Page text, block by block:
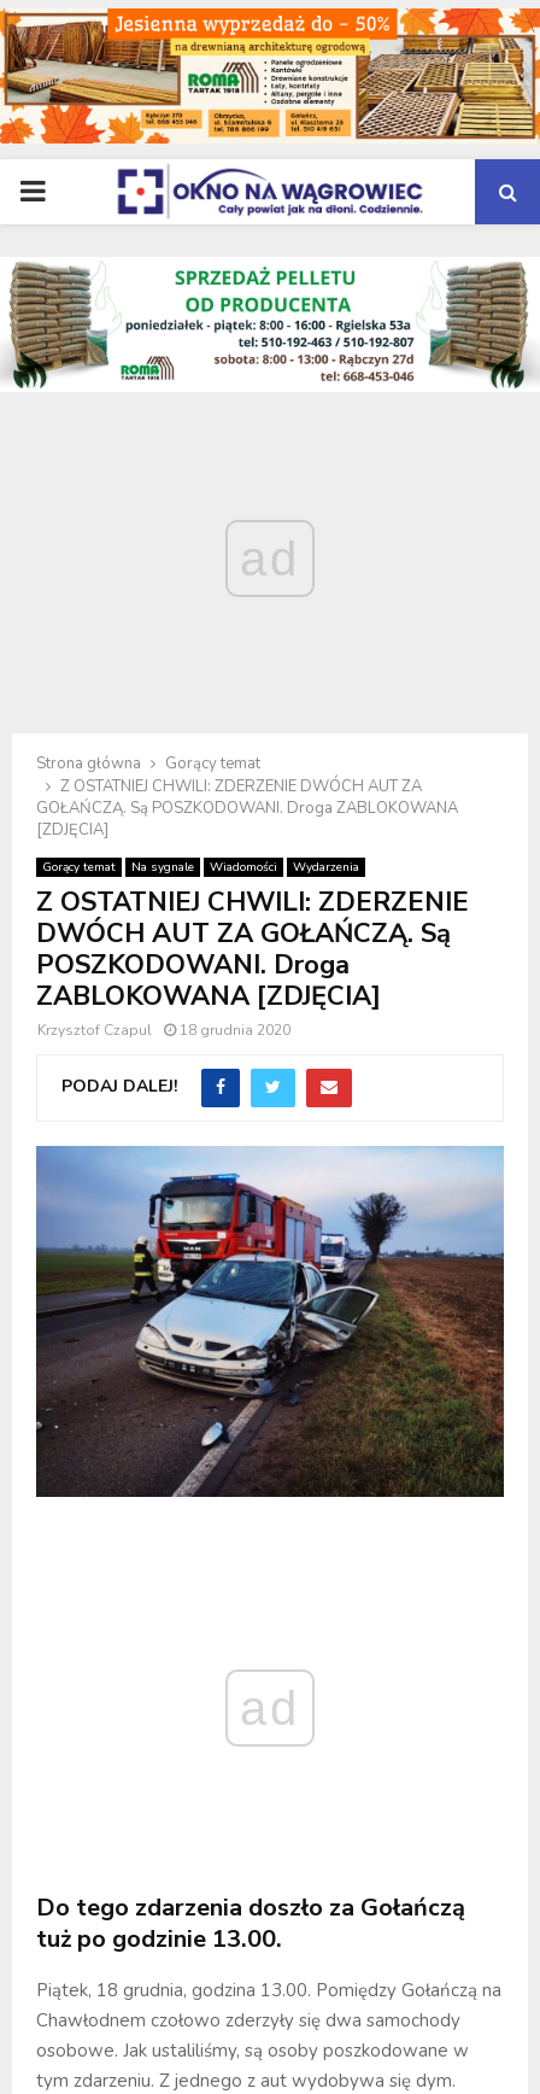
PRIMARY
MENU
ad
Strona główna
Gorący temat
Z OSTATNIEJ CHWILI: ZDERZENIE DWÓCH AUT ZA
GOŁAŃCZĄ. Są POSZKODOWANI. Droga ZABLOKOWANA
[ZDJĘCIA]
Gorący temat Na sygnale Wiadomości Wydarzenia
Z OSTATNIEJ CHWILI: ZDERZENIE
DWÓCH AUT ZA GOŁAŃCZĄ. Są
POSZKODOWANI. Droga
ZABLOKOWANA [ZDJĘCIA]
Krzysztof Czapul 18 grudnia 2020
PODAJ DALEJ!
ad
Do tego zdarzenia doszło za Gołańczą
tuż po godzinie 13.00.
Piątek, 18 grudnia, godzina 13.00. Pomiędzy Gołańczą na
Chawłodnem czołowo zderzyły się dwa samochody
osobowe. Jak ustaliliśmy, są osoby poszkodowane w
tym zdarzeniu. Z jednego z aut wydobywa się dym.